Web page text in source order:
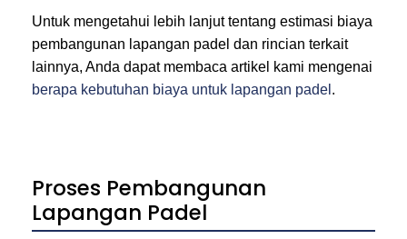
Untuk mengetahui lebih lanjut tentang estimasi biaya
pembangunan lapangan padel dan rincian terkait
lainnya, Anda dapat membaca artikel kami mengenai
berapa kebutuhan biaya untuk lapangan padel .
Proses Pembangunan
Lapangan Padel